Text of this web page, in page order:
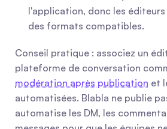
l'application, donc les
des formats compatibles.
Conseil pratique : associez un
modération après publication et
automatisées. Blabla ne publie
automatise les DM, les